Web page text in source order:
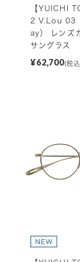
【YUICHI
2 V.Lou 03
ay） レンズ
サングラス
¥62,700(税